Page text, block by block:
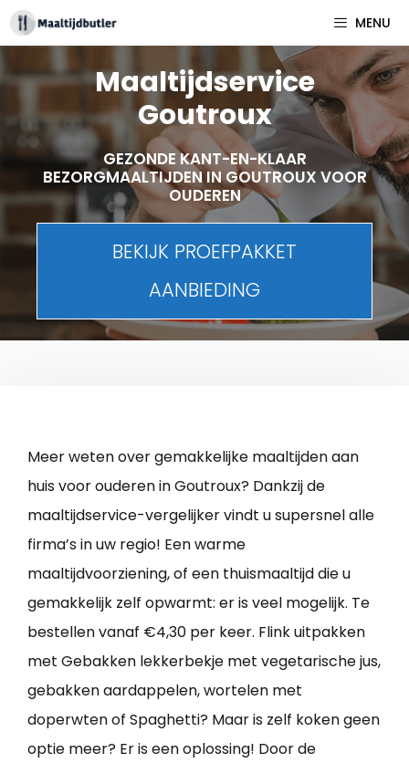
Spring
naar
inhoud
MENU
Maaltijdservice
Goutroux
GEZONDE KANT-EN-KLAAR
BEZORGMAALTIJDEN IN GOUTROUX VOOR
OUDEREN
BEKIJK PROEFPAKKET
AANBIEDING
Meer weten over gemakkelijke maaltijden aan
huis voor ouderen in Goutroux? Dankzij de
maaltijdservice-vergelijker vindt u supersnel alle
firma’s in uw regio! Een warme
maaltijdvoorziening, of een thuismaaltijd die u
gemakkelijk zelf opwarmt: er is veel mogelijk. Te
bestellen vanaf €4,30 per keer. Flink uitpakken
met Gebakken lekkerbekje met vegetarische jus,
gebakken aardappelen, wortelen met
doperwten of Spaghetti? Maar is zelf koken geen
optie meer? Er is een oplossing! Door de